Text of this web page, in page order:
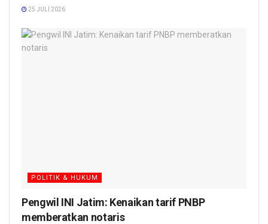
25 JULI 2026
POLITIK & HUKUM
Pengwil INI Jatim: Kenaikan tarif PNBP
memberatkan notaris